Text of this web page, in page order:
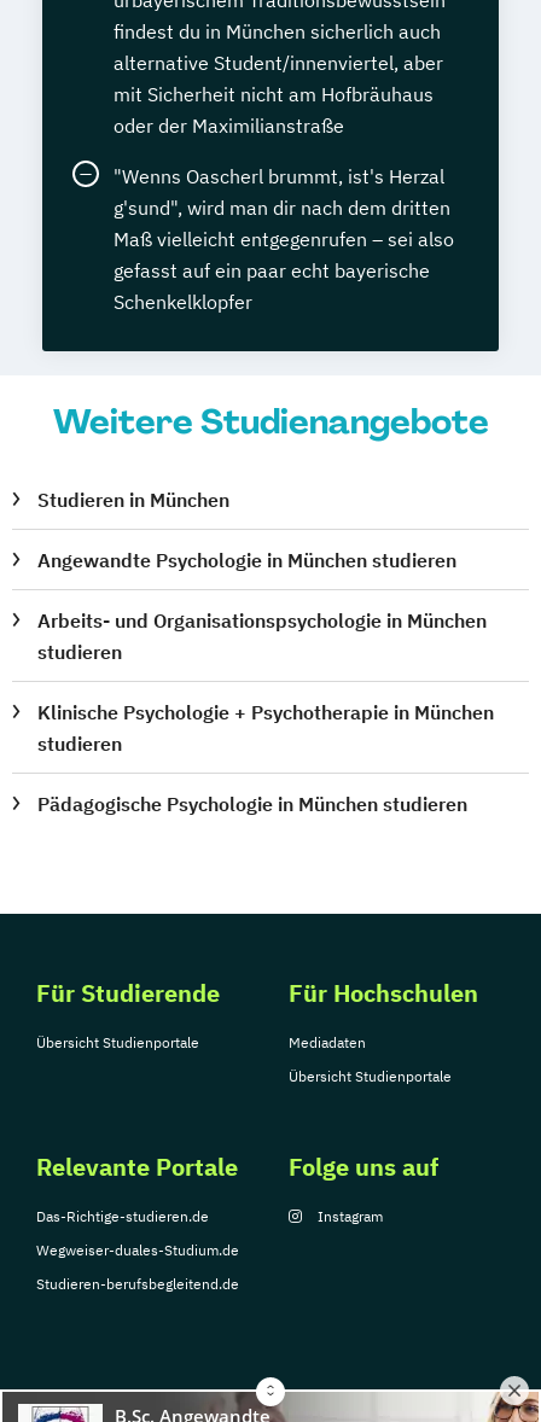
findest du in München sicherlich auch
alternative Student/innenviertel, aber
mit Sicherheit nicht am Hofbräuhaus
oder der Maximilianstraße
"Wenns Oascherl brummt, ist's Herzal
g'sund", wird man dir nach dem dritten
Maß vielleicht entgegenrufen – sei also
gefasst auf ein paar echt bayerische
Schenkelklopfer
Weitere Studienangebote
Studieren in München
Angewandte Psychologie in München studieren
Arbeits- und Organisationspsychologie in München
studieren
Klinische Psychologie + Psychotherapie in München
studieren
Pädagogische Psychologie in München studieren
Für Studierende
Übersicht Studienportale
Für Hochschulen
Mediadaten
Übersicht Studienportale
Relevante Portale
Das-Richtige-studieren.de
Wegweiser-duales-Studium.de
Studieren-berufsbegleitend.de
Folge uns auf
Instagram